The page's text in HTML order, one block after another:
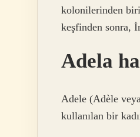
kolonilerinden biri
keşfinden sonra,
Adela
Adele (Adèle
kullanılan bir